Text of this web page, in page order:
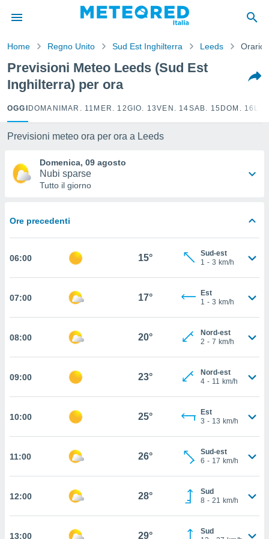
di
per
le
di
di
per
al sito
CONTINUA
Home Regno Unito Sud Est Inghilterra Leeds Orario
Previsioni Meteo Leeds (Sud Est
Inghilterra) per ora
OGGI DOMANI MAR. 11 MER. 12GIO. 13VEN. 14SAB. 15 DOM. 16
Previsioni meteo ora per ora a Leeds
Domenica, 09 agosto
Nubi sparse
Tutto il giorno
Ore precedenti
06:00 15°
Sud-est
1 - 3 km/h
07:00 17°
Est
1 - 3 km/h
08:00 20°
Nord-est
2 - 7 km/h
09:00 23°
Nord-est
4 - 11 km/h
10:00 25°
Est
3 - 13 km/h
11:00 26°
Sud-est
6 - 17 km/h
12:00 28°
Sud
8 - 21 km/h
13:00 29°
Sud